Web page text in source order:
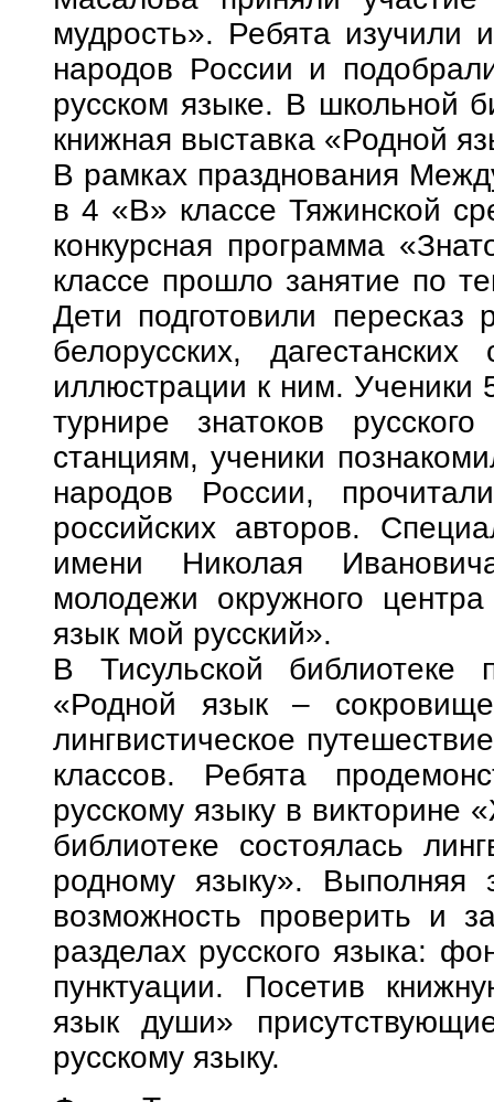
мудрость». Ребята изучили
народов России и
русском языке. В школьной
книжная выставка «Родной
В рамках празднования
в 4 «В» классе Тяжинской
конкурсная программа
классе прошло занятие по
Дети подготовили пересказ
белорусских,
иллюстрации к ним. Ученики
турнире знатоков
станциям, ученики
народов России,
российских авторов.
имени Николая
молодежи окружного
язык мой русский».
В Тисульской библиотеке
«Родной язык –
лингвистическое
классов. Ребята
русскому языку в викторине
библиотеке состоялась
родному языку». Выполняя
возможность проверить и
разделах русского языка:
пунктуации. Посетив
язык души»
русскому языку.